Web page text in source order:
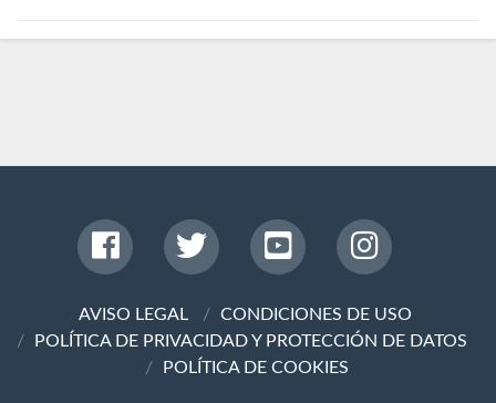
AVISO LEGAL
CONDICIONES DE USO
POLÍTICA DE PRIVACIDAD Y PROTECCIÓN DE DATOS
POLÍTICA DE COOKIES